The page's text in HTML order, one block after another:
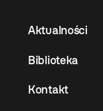
Aktualności
Biblioteka
Kontakt